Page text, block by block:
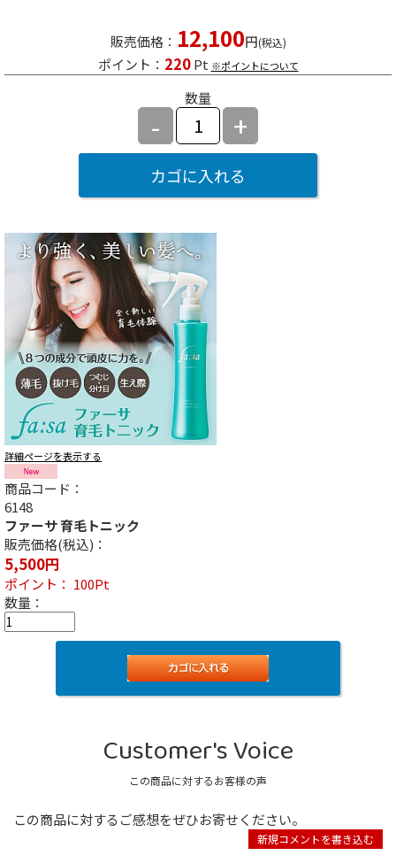
販売価格： 12,100円(税込)
ポイント： 220Pt ※ポイントについて
数量
- +
カゴに入れる
詳細ページを表示する
商品コード：
6148
ファーサ 育毛トニック
販売価格(税込)：
5,500円
ポイント： 100Pt
数量：
Customer's Voice
この商品に対するお客様の声
この商品に対するご感想をぜひお寄せください。
新規コメントを書き込む